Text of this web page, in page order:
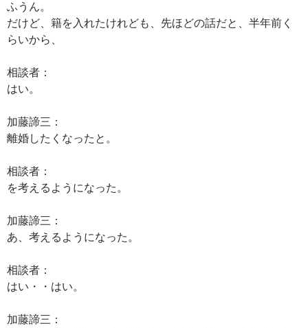
ふうん。
だけど、籍を入れたけれども、先ほどの話だと、半年前く
らいから、
相談者：
はい。
加藤諦三：
離婚したくなったと。
相談者：
を考えるようになった。
加藤諦三：
あ、考えるようになった。
相談者：
はい・・はい。
加藤諦三：